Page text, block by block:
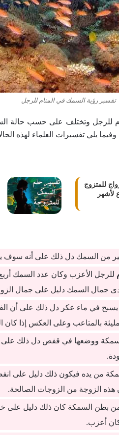
تفسير رؤية السمك في المنام للرجل
للرجل وتختلف على حسب حالة
يلي تفسيرات العلماء لهذه
للمتزوج
لأشهر
من السمك دل ذلك على أنه سوف
للرجل الأعزب وكان عدد السمك
جمال السمك دليل على جمال
يسبح في ماء عكر دل ذلك على أن
بالمتاعب وعلى العكس إذا كان
سمكة ووضعها في قفص دل ذلك
من يده فيكون ذلك دليل على
الزوجة من الزوجات الصالحة.
من بطن السمكة كان ذلك دليل على
أعزب.